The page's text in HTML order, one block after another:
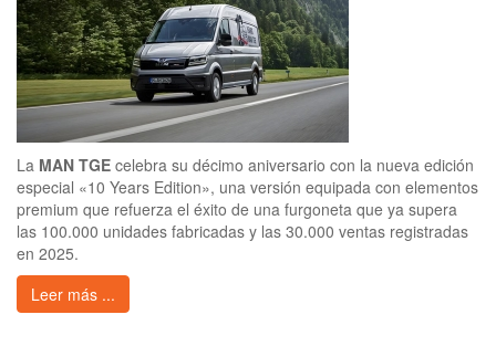
La MAN TGE celebra su décimo aniversario con la nueva edición
especial «10 Years Edition», una versión equipada con elementos
premium que refuerza el éxito de una furgoneta que ya supera
las 100.000 unidades fabricadas y las 30.000 ventas registradas
en 2025.
Leer más ...